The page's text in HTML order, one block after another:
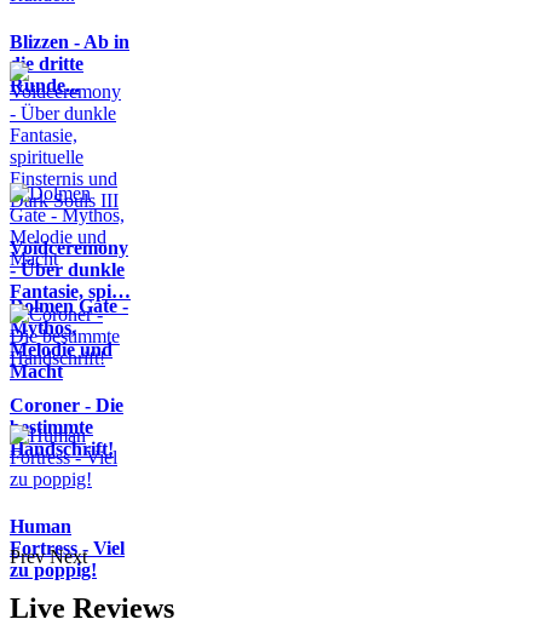
Blizzen - Ab in
die dritte
Runde...
Voidceremony
- Über dunkle
Fantasie, spi…
Dolmen Gate -
Mythos,
Melodie und
Macht
Coroner - Die
bestimmte
Handschrift!
Human
Fortress - Viel
zu poppig!
Prev Next
Live Reviews